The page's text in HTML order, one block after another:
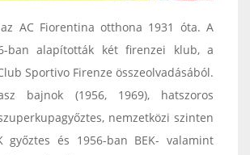
AC Fiorentina otthona 1931 óta. A
ban alapították két firenzei klub, a
Sportivo Firenze összeolvadásából.
bajnok (1956, 1969), hatszoros
nemzetközi szinten
győztes és 1956-ban BEK- valamint